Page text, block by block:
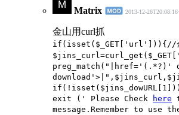
Matrix 2013-12-
金山用curl抓
if(isset($_GET['url'])){//
preg_match("|href='(.*?)'
exit (' Please Check
here
message.Remember to use